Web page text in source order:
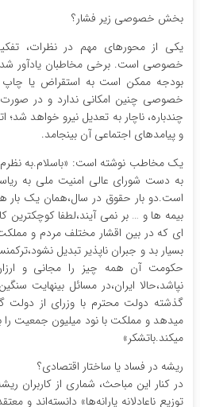
بخش خصوصی زیر فشار؟
یکی از محورهای مهم در نظرات،
خصوصی است. برخی مخاطبان یادآور
بودجه ممکن است به استقراض یا چاپ
خصوصی چنین امکانی ندارد و در صورت
چندباره، ناچار به تعدیل نیرو خواهد شد؛
و پیامدهای اجتماعی آن بینجامد.
یک مخاطب نوشته است: «باسلام.به
به دست شورای عالی امنیت ملی به
است.دو بار حقوق در سال،همان یک بار
بیمه ها و … بر نمی آیند،لطفا کوچکترین
ای که در بین اقشار مختلف مردم و
حکومت آن همه چیز را مجانی و
نپاشد،حالا ایران،در مسائل بینهایت
گذشته دولت محترم با وزرای از دولت
میدهد و مملکت با نود میلیون جمعیت را
میکند.باتشکر»
ریشه در فساد یا ساختار اقتصادی؟
در کنار این مباحث، شماری از کاربران
توزیع ناعادلانه یارانه‌ها» دانسته‌اند و